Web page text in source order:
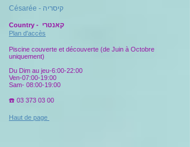
Césarée - קיסריה
Country - קאנטרי
Plan d'accès
Piscine couverte et découverte (de Juin à Octobre
uniquement)
Du Dim au jeu-6:00-22:00
Ven-07:00-19:00
Sam- 08:00-19:00
☎️ 03 373 03 00
Haut de page